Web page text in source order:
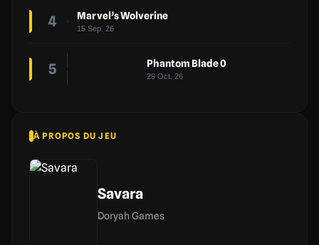
4 Marvel’s Wolverine
15 Sep. 26
5 Phantom Blade 0
29 Oct. 26
À PROPOS DU JEU
Savara
Doryah Games